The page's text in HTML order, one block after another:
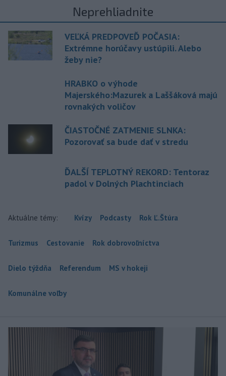
Neprehliadnite
VEĽKÁ PREDPOVEĎ POČASIA:
Extrémne horúčavy ustúpili. Alebo
žeby nie?
HRABKO o výhode
Majerského:Mazurek a Laššáková majú
rovnakých voličov
ČIASTOČNÉ ZATMENIE SLNKA:
Pozorovať sa bude dať v stredu
ĎALŠÍ TEPLOTNÝ REKORD: Tentoraz
padol v Dolných Plachtinciach
Aktuálne témy: Kvízy Podcasty Rok Ľ.Štúra
Turizmus Cestovanie Rok dobrovoľníctva
Dielo týždňa Referendum MS v hokeji
Komunálne voľby